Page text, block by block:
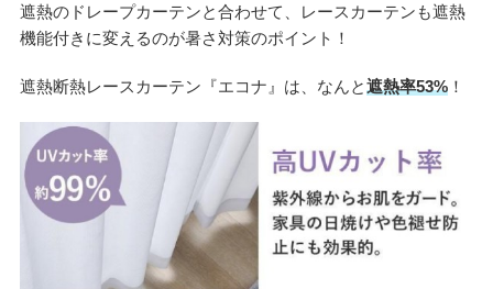
遮熱のドレープカーテンと合わせて、レースカーテンも遮熱
機能付きに変えるのが暑さ対策のポイント！
遮熱断熱レースカーテン『エコナ』は、なんと遮熱率53%！